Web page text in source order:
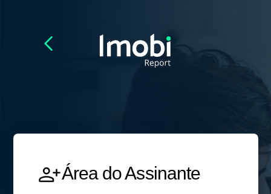
Área do Assinante